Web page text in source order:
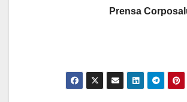
Prensa